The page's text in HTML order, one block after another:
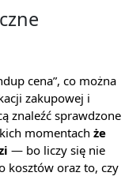
cena”, co można
zakupowej i
znaleźć sprawdzone
momentach że
— bo liczy się nie
kosztów oraz to, czy